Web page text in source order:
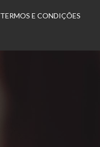
TERMOS E CONDIÇÕES